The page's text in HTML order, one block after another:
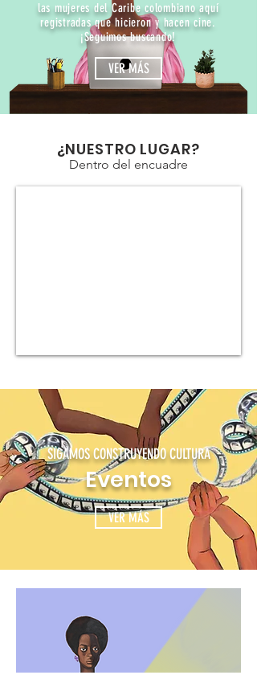
las mujeres del Caribe colombiano aquí
registradas que hicieron y hacen cine.
¡Seguimos buscando!
VER MÁS
¿NUESTRO LUGAR?
Dentro del encuadre
SIGAMOS CONSTRUYENDO CULTURA
Eventos
VER MÁS